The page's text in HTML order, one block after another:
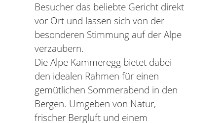
Besucher das beliebte Gericht direkt
vor Ort und lassen sich von der
besonderen Stimmung auf der Alpe
verzaubern.
Die Alpe Kammeregg bietet dabei
den idealen Rahmen für einen
gemütlichen Sommerabend in den
Bergen. Umgeben von Natur,
frischer Bergluft und einem